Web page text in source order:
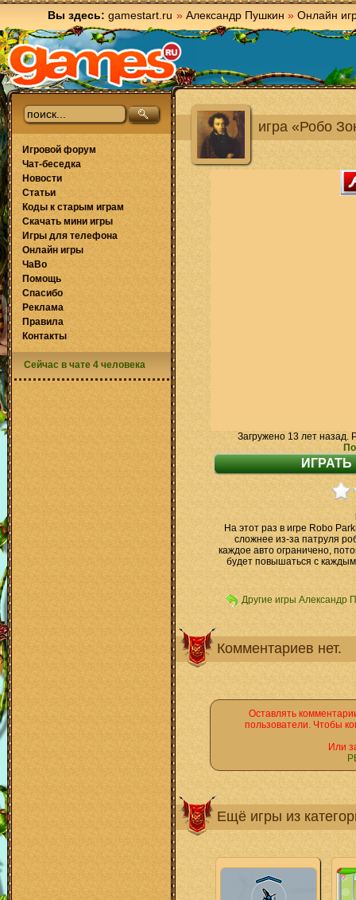
Вы здесь: gamestart.ru » Александр Пушкин » Онлайн
игра «Робо
Загружено 13 лет назад.
На этот раз в игре Robo
сложнее из-за патруля
каждое авто ограничено,
будет повышаться с
Другие игры Александр
Комментариев нет.
Оставлять
пользователи. Чтобы
Или
Ещё игры из
Игровой форум
Чат-беседка
Новости
Статьи
Коды к старым играм
Скачать мини игры
Игры для телефона
Онлайн игры
ЧаВо
Помощь
Спасибо
Реклама
Правила
Контакты
Сейчас в чате 4 человека